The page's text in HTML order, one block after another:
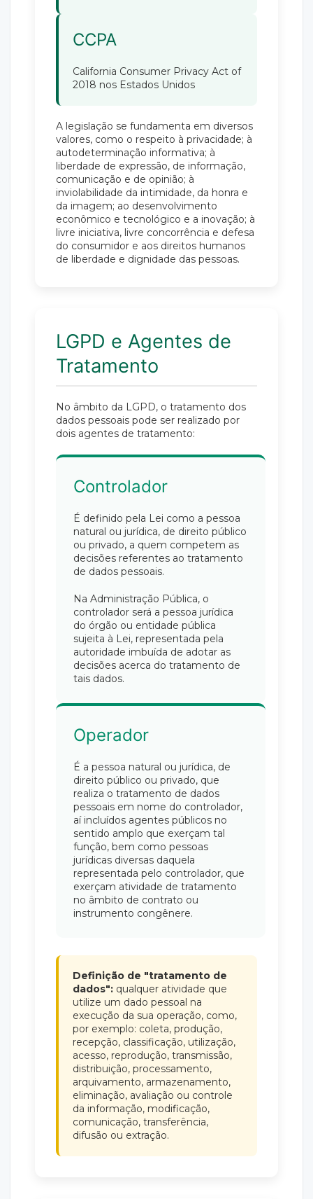
CCPA
California Consumer Privacy Act of
2018 nos Estados Unidos
A legislação se fundamenta em diversos
valores, como o respeito à privacidade; à
autodeterminação informativa; à
liberdade de expressão, de informação,
comunicação e de opinião; à
inviolabilidade da intimidade, da honra e
da imagem; ao desenvolvimento
econômico e tecnológico e a inovação; à
livre iniciativa, livre concorrência e defesa
do consumidor e aos direitos humanos
de liberdade e dignidade das pessoas.
LGPD e Agentes de
Tratamento
No âmbito da LGPD, o tratamento dos
dados pessoais pode ser realizado por
dois agentes de tratamento:
Controlador
É definido pela Lei como a pessoa
natural ou jurídica, de direito público
ou privado, a quem competem as
decisões referentes ao tratamento
de dados pessoais.
Na Administração Pública, o
controlador será a pessoa jurídica
do órgão ou entidade pública
sujeita à Lei, representada pela
autoridade imbuída de adotar as
decisões acerca do tratamento de
tais dados.
Operador
É a pessoa natural ou jurídica, de
direito público ou privado, que
realiza o tratamento de dados
pessoais em nome do controlador,
aí incluídos agentes públicos no
sentido amplo que exerçam tal
função, bem como pessoas
jurídicas diversas daquela
representada pelo controlador, que
exerçam atividade de tratamento
no âmbito de contrato ou
instrumento congênere.
Definição de "tratamento de
dados": qualquer atividade que
utilize um dado pessoal na
execução da sua operação, como,
por exemplo: coleta, produção,
recepção, classificação, utilização,
acesso, reprodução, transmissão,
distribuição, processamento,
arquivamento, armazenamento,
eliminação, avaliação ou controle
da informação, modificação,
comunicação, transferência,
difusão ou extração.